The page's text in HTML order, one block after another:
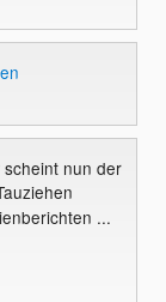
nun der
...